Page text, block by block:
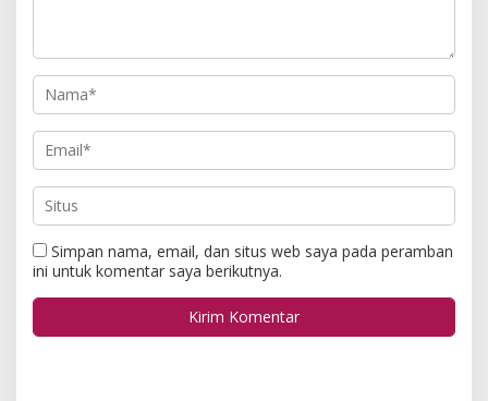
Simpan nama, email, dan situs web saya pada peramban
ini untuk komentar saya berikutnya.